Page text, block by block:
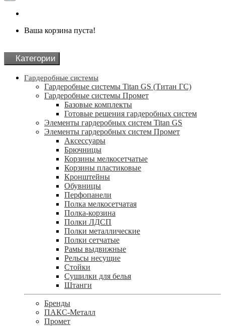
Ваша корзина пуста!
Категории
Гардеробные системы
Гардеробные системы Titan GS (Титан ГС)
Гардеробные системы Промет
Базовые комплекты
Готовые решения гардеробных систем
Элементы гардеробных систем Titan GS
Элементы гардеробных систем Промет
Аксессуары
Брючницы
Корзины мелкосетчатые
Корзины пластиковые
Кронштейны
Обувницы
Перфопанели
Полка мелкосетчатая
Полка-корзина
Полки ЛДСП
Полки металлические
Полки сетчатые
Рамы выдвижные
Рельсы несущие
Стойки
Сушилки для белья
Штанги
Бренды
ПАКС-Металл
Промет